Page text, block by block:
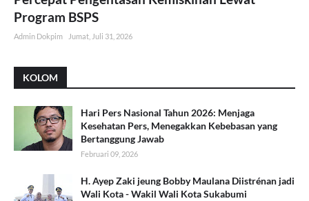
Program BSPS
Admin Dokpim Jumat, Juli 31, 2026
KOLOM
Hari Pers Nasional Tahun 2026: Menjaga
Kesehatan Pers, Menegakkan Kebebasan yang
Bertanggung Jawab
Februari 09, 2026
H. Ayep Zaki jeung Bobby Maulana Diistrénan jadi
Wali Kota - Wakil Wali Kota Sukabumi